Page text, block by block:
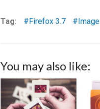
Tag: Firefox 3.7 Image
You may also like: